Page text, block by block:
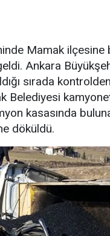
Mamak ilçesine
Ankara
sırada
Belediyesi
kasasında
döküldü.